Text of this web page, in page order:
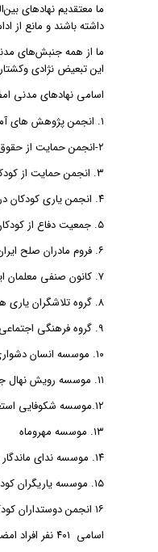
ما معتقدیم نهادهای
داشته باشند و مانع از
ما از همه‌ جنبش‌های
این تبعیض نژادی
اسامی نهادهای مدنی
١. انجمن پژوهش های آموزشی کودکان
٢-انجمن حمایت از حقوق کودکان
٣. انجمن حمایت از کودکان کار
٤. انجمن یاری کودکان در معرض خطر
٥. جمعیت دفاع از کودکان کار و خیابان
٦. فروم مادران صلح ایران
٧. کانون صنفی معلمان ایران
٨. گروه تلاشگران یاری همدل
٩. گروه فرهنگی اجتماعی کیانا
١٠. موسسه انسان دشواری وظیفه
١١. موسسه رویش نهال جوان
١٢.موسسه شکوفایی استعدادهای کودکان مهر
١٣. موسسه مهروماه
١٤. موسسه ندای ماندگار دروازه غار
١٥. موسسه یاریگران کودکان کار پویا
١٦ انجمن دوستداران کودک پویش
اسامی ٤٠١ نفر افراد امضا کننده بیانیه :